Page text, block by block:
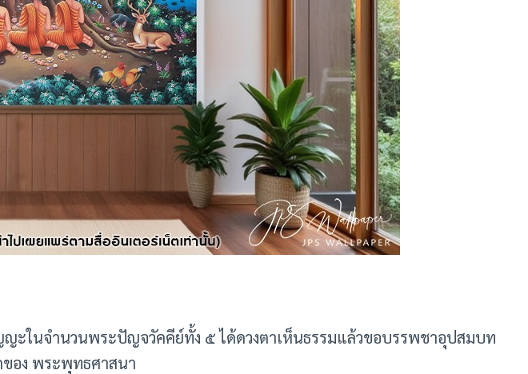
ะในจำนวนพระปัญจวัคคีย์ทั้ง ๕ ได้ดวงตาเห็นธรรมแล้วขอบรรพชาอุปสมบท
อง พระพุทธศาสนา